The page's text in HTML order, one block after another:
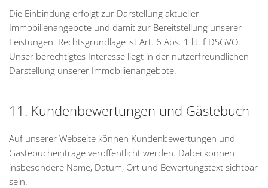
Die Einbindung erfolgt zur Darstellung aktueller
Immobilienangebote und damit zur Bereitstellung unserer
Leistungen. Rechtsgrundlage ist Art. 6 Abs. 1 lit. f DSGVO.
Unser berechtigtes Interesse liegt in der nutzerfreundlichen
Darstellung unserer Immobilienangebote.
11. Kundenbewertungen und Gästebuch
Auf unserer Webseite können Kundenbewertungen und
Gästebucheinträge veröffentlicht werden. Dabei können
insbesondere Name, Datum, Ort und Bewertungstext sichtbar
sein.